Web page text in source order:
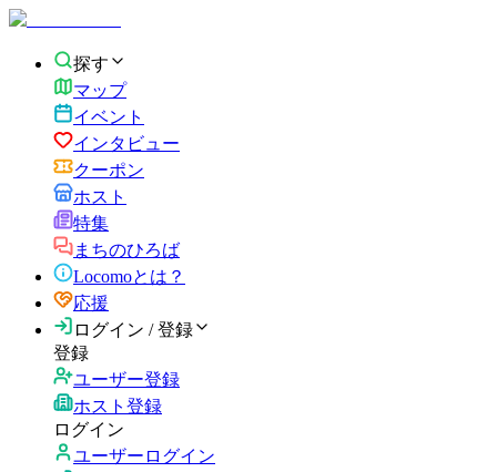
探す
マップ
イベント
インタビュー
クーポン
ホスト
特集
まちのひろば
Locomoとは？
応援
ログイン / 登録
登録
ユーザー登録
ホスト登録
ログイン
ユーザーログイン